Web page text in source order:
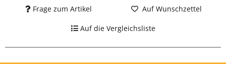
Frage zum Artikel Auf Wunschzettel
Auf die Vergleichsliste